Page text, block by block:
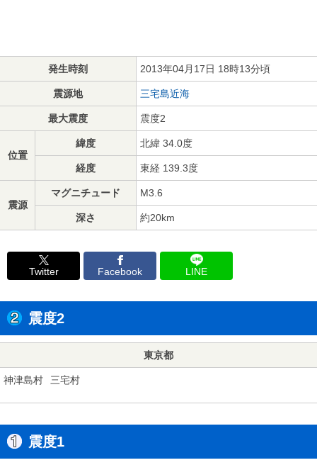
発生時刻 2013年04月17日 18時13分頃
震源地 三宅島近海
最大震度 震度2
位置
緯度 北緯 34.0度
経度 東経 139.3度
震源
マグニチュード M3.6
深さ 約20km
Twitter Facebook LINE
震度2
東京都
神津島村 三宅村
震度1